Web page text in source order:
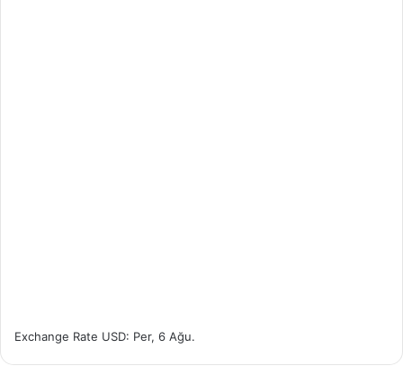
Exchange Rate USD: Per, 6 Ağu.